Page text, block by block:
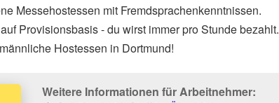
Messehostessen mit Fremdsprachenkenntnissen.
Provisionsbasis - du wirst immer pro Stunde bezahlt.
Hostessen in Dortmund!
Weitere Informationen für Arbeitnehmer: